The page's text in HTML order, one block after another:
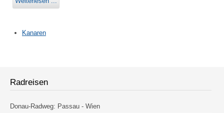
Kanaren
Radreisen
Donau-Radweg: Passau - Wien